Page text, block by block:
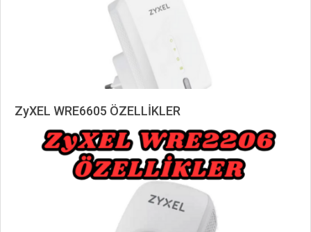
ZyXEL WRE6605 ÖZELLİKLER